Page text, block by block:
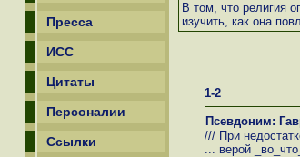
Пресса
ИСС
Цитаты
Персоналии
Ссылки
В том, что религия
изучить, как она
1-2
Псевдоним:
/// При
... верой